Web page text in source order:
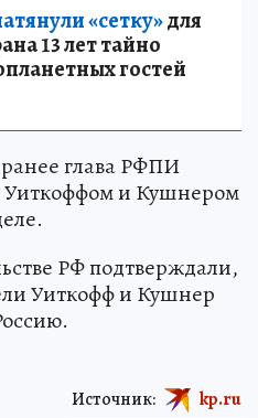
«сетку»для
13 лет тайно
гостей
глава РФПИ
Уиткоффом и Кушнером
РФ подтверждали,
Уиткофф и Кушнер
Источник: kp.ru